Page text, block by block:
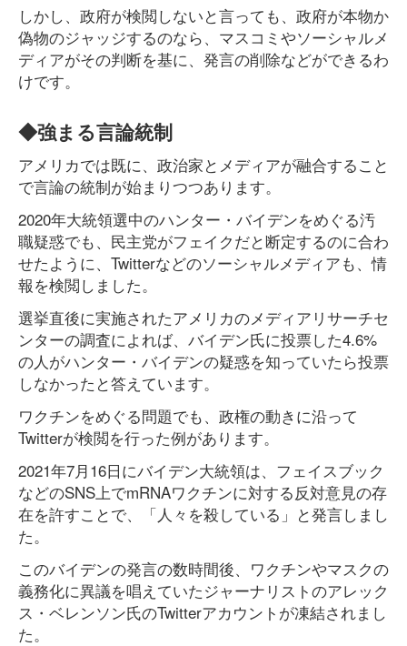
しかし、政府が検閲しないと言っても、政府が本物か
偽物のジャッジするのなら、マスコミやソーシャルメ
ディアがその判断を基に、発言の削除などができるわ
けです。
◆強まる言論統制
アメリカでは既に、政治家とメディアが融合すること
で言論の統制が始まりつつあります。
2020年大統領選中のハンター・バイデンをめぐる汚
職疑惑でも、民主党がフェイクだと断定するのに合わ
せたように、Twitterなどのソーシャルメディアも、情
報を検閲しました。
選挙直後に実施されたアメリカのメディアリサーチセ
ンターの調査によれば、バイデン氏に投票した4.6%
の人がハンター・バイデンの疑惑を知っていたら投票
しなかったと答えています。
ワクチンをめぐる問題でも、政権の動きに沿って
Twitterが検閲を行った例があります。
2021年7月16日にバイデン大統領は、フェイスブック
などのSNS上でmRNAワクチンに対する反対意見の存
在を許すことで、「人々を殺している」と発言しまし
た。
このバイデンの発言の数時間後、ワクチンやマスクの
義務化に異議を唱えていたジャーナリストのアレック
ス・ベレンソン氏のTwitterアカウントが凍結されまし
た。